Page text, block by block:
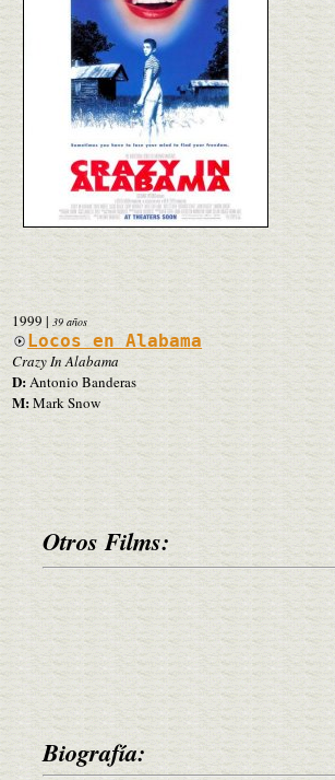
1999 | 39 años
Locos en Alabama
Crazy In Alabama
D:Antonio Banderas
M:Mark Snow
Otros Films:
Biografía: